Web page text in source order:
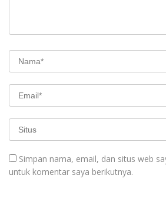
Simpan nama, email, dan situs web
untuk komentar saya berikutnya.